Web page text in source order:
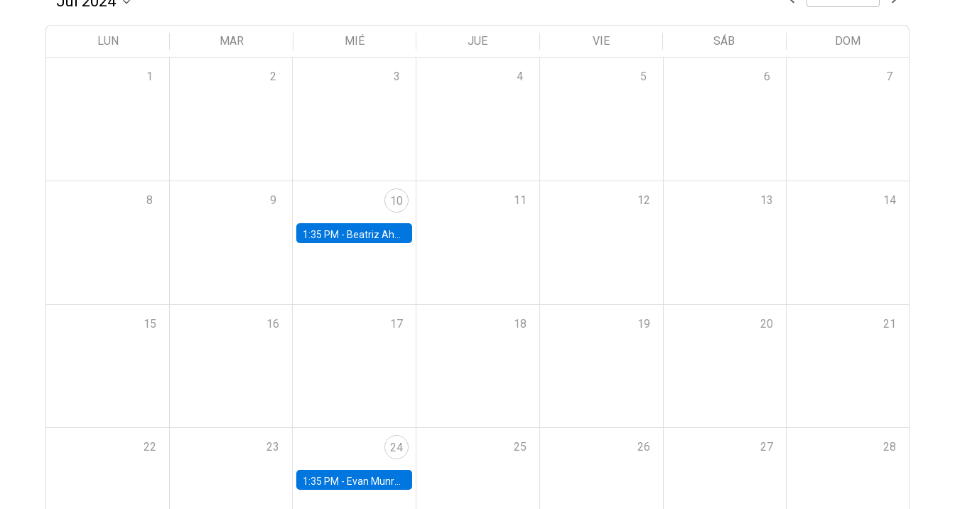
LUN MAR MIÉ JUE VIE SÁB DOM
1 2 3 4 5 6 7
8 9 10
1:35 PM - Beatriz Ahumada, PhD candidate, Universidad de Pittsburgh
11 12 13 14
15 16 17 18 19 20 21
22 23 24
1:35 PM - Evan Munro, Neyman Visiting Assistant Professor in the Department of Statistics at UC Berkeley
25 26 27 28